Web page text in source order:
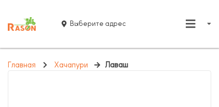
Выберите адрес
Главная Хачапури Лаваш